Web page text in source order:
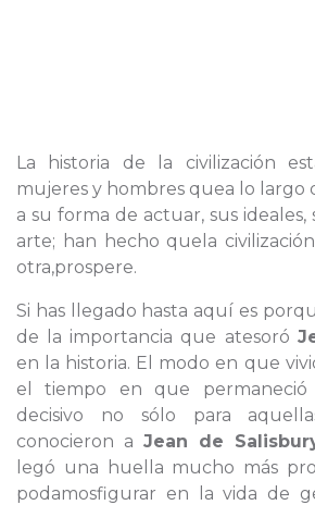
La historia de la civilización
mujeres y hombres quea lo largo
a su forma de actuar, sus ideales,
arte; han hecho quela
otra,prospere.
Si has llegado hasta aquí es
de la importancia que atesoró
en la historia. El modo en que
el tiempo en que
decisivo no sólo para
conocieron a Jean de
legó una huella mucho más
podamosfigurar en la vida de